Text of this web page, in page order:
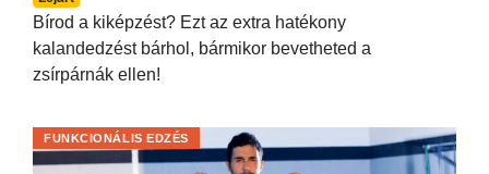
Bírod a kiképzést? Ezt az extra hatékony
kalandedzést bárhol, bármikor bevetheted a
zsírpárnák ellen!
FUNKCIONÁLIS EDZÉS